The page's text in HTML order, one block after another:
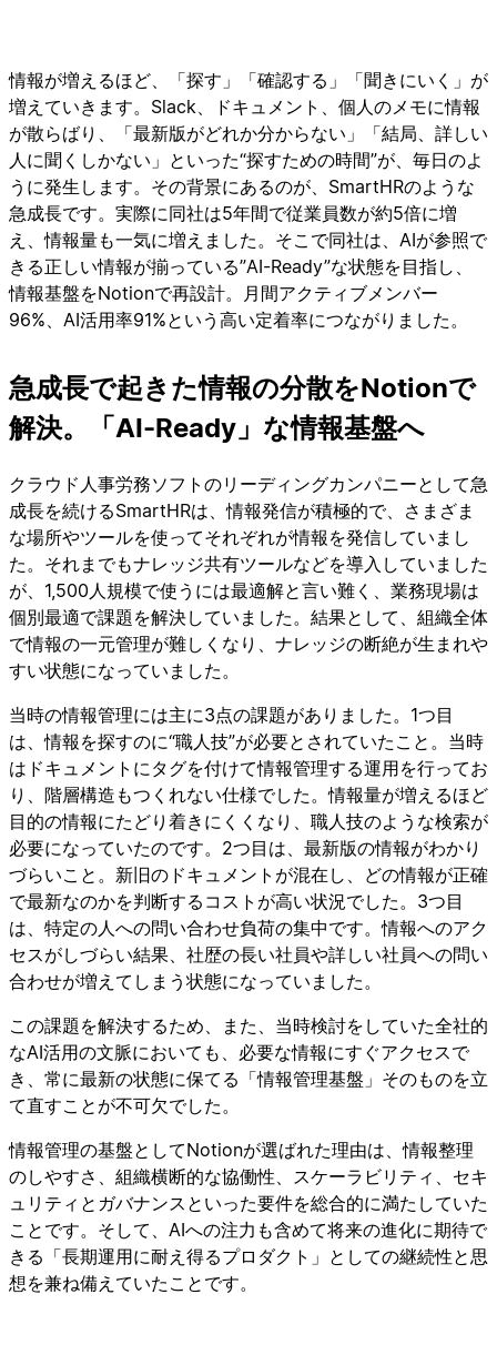
情報が増えるほど、「探す」「確認する」「聞きにいく」が
増えていきます。Slack、ドキュメント、個人のメモに情報
が散らばり、「最新版がどれか分からない」「結局、詳しい
人に聞くしかない」といった“探すための時間”が、毎日のよ
うに発生します。その背景にあるのが、SmartHRのような
急成長です。実際に同社は5年間で従業員数が約5倍に増
え、情報量も一気に増えました。そこで同社は、AIが参照で
きる正しい情報が揃っている”AI-Ready”な状態を目指し、
情報基盤をNotionで再設計。月間アクティブメンバー
96%、AI活用率91%という高い定着率につながりました。
急成長で起きた情報の分散をNotionで
解決。「AI-Ready」な情報基盤へ
クラウド人事労務ソフトのリーディングカンパニーとして急
成長を続けるSmartHRは、情報発信が積極的で、さまざま
な場所やツールを使ってそれぞれが情報を発信していまし
た。それまでもナレッジ共有ツールなどを導入していました
が、1,500人規模で使うには最適解と言い難く、業務現場は
個別最適で課題を解決していました。結果として、組織全体
で情報の一元管理が難しくなり、ナレッジの断絶が生まれや
すい状態になっていました。
当時の情報管理には主に3点の課題がありました。1つ目
は、情報を探すのに“職人技”が必要とされていたこと。当時
はドキュメントにタグを付けて情報管理する運用を行ってお
り、階層構造もつくれない仕様でした。情報量が増えるほど
目的の情報にたどり着きにくくなり、職人技のような検索が
必要になっていたのです。2つ目は、最新版の情報がわかり
づらいこと。新旧のドキュメントが混在し、どの情報が正確
で最新なのかを判断するコストが高い状況でした。3つ目
は、特定の人への問い合わせ負荷の集中です。情報へのアク
セスがしづらい結果、社歴の長い社員や詳しい社員への問い
合わせが増えてしまう状態になっていました。
この課題を解決するため、また、当時検討をしていた全社的
なAI活用の文脈においても、必要な情報にすぐアクセスで
き、常に最新の状態に保てる「情報管理基盤」そのものを立
て直すことが不可欠でした。
情報管理の基盤としてNotionが選ばれた理由は、情報整理
のしやすさ、組織横断的な協働性、スケーラビリティ、セキ
ュリティとガバナンスといった要件を総合的に満たしていた
ことです。そして、AIへの注力も含めて将来の進化に期待で
きる「長期運用に耐え得るプロダクト」としての継続性と思
想を兼ね備えていたことです。